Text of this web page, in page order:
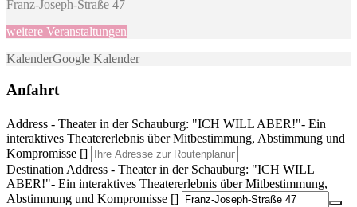
Franz-Joseph-Straße 47
weitere Veranstaltungen
KalenderGoogle Kalender
Anfahrt
Address - Theater in der Schauburg: "ICH WILL ABER!"- Ein
interaktives Theatererlebnis über Mitbestimmung, Abstimmung und
Kompromisse []
Destination Address - Theater in der Schauburg: "ICH WILL
ABER!"- Ein interaktives Theatererlebnis über Mitbestimmung,
Abstimmung und Kompromisse []